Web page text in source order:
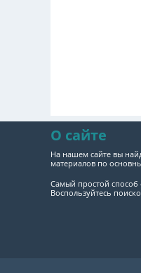
О сайте
На нашем сайте вы
материалов по
Самый простой способ
Воспользуйтесь